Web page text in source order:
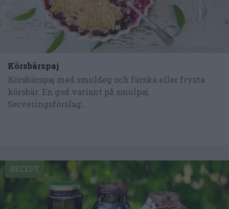
Körsbärspaj
Körsbärspaj med smuldeg och färska eller frysta
körsbär. En god variant på smulpaj.
Serveringsförslag...
RECEPT